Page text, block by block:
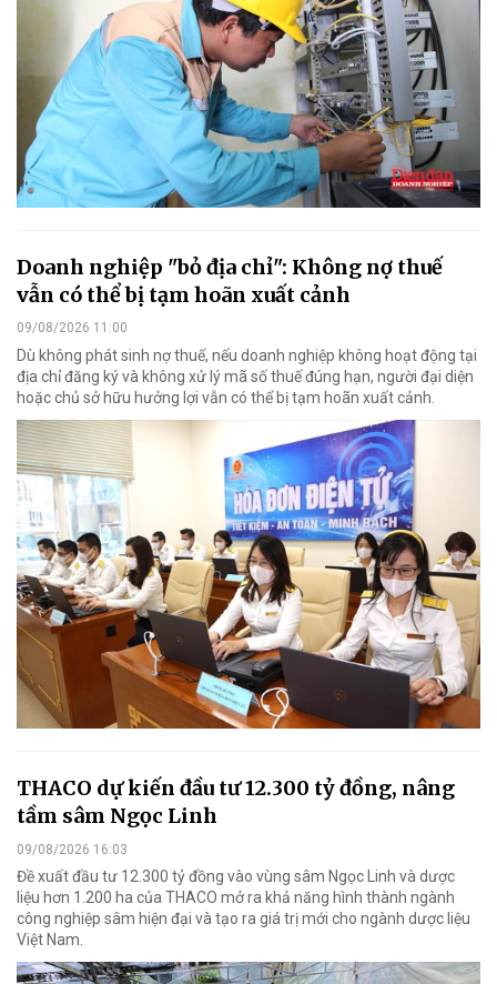
Doanh nghiệp "bỏ địa chỉ": Không nợ thuế
vẫn có thể bị tạm hoãn xuất cảnh
09/08/2026 11:00
Dù không phát sinh nợ thuế, nếu doanh nghiệp không hoạt động tại
địa chỉ đăng ký và không xử lý mã số thuế đúng hạn, người đại diện
hoặc chủ sở hữu hưởng lợi vẫn có thể bị tạm hoãn xuất cảnh.
THACO dự kiến đầu tư 12.300 tỷ đồng, nâng
tầm sâm Ngọc Linh
09/08/2026 16:03
Đề xuất đầu tư 12.300 tỷ đồng vào vùng sâm Ngọc Linh và dược
liệu hơn 1.200 ha của THACO mở ra khả năng hình thành ngành
công nghiệp sâm hiện đại và tạo ra giá trị mới cho ngành dược liệu
Việt Nam.